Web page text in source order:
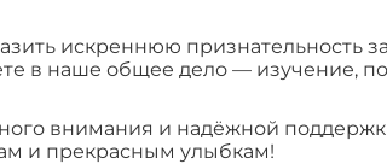
искреннюю признательность
в наше общее дело — изучение,
внимания и надёжной
и прекрасным улыбкам!